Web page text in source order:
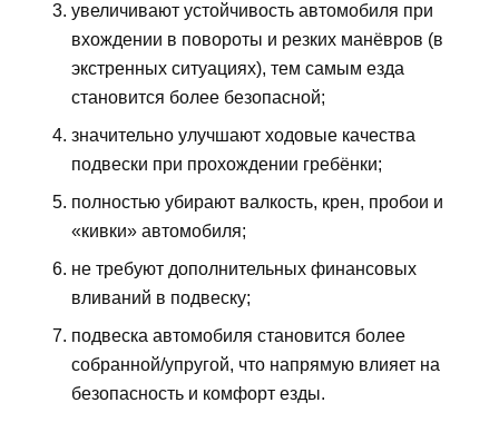
увеличивают устойчивость автомобиля при
вхождении в повороты и резких манёвров (в
экстренных ситуациях), тем самым езда
становится более безопасной;
значительно улучшают ходовые качества
подвески при прохождении гребёнки;
полностью убирают валкость, крен, пробои и
«кивки» автомобиля;
не требуют дополнительных финансовых
вливаний в подвеску;
подвеска автомобиля становится более
собранной/упругой, что напрямую влияет на
безопасность и комфорт езды.